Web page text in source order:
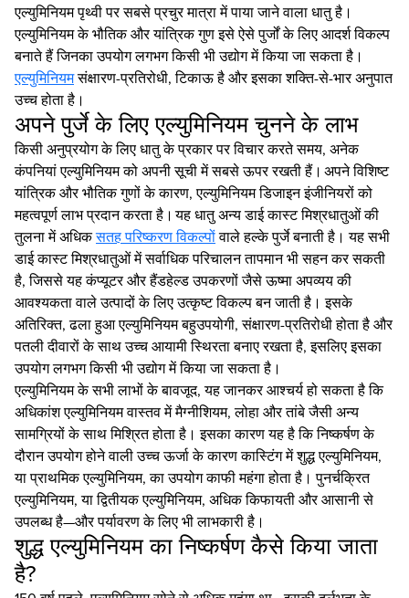
एल्युमिनियम पृथ्वी पर सबसे प्रचुर मात्रा में पाया जाने वाला धातु है।
एल्युमिनियम के भौतिक और यांत्रिक गुण इसे ऐसे पुर्जों के लिए आदर्श विकल्प
बनाते हैं जिनका उपयोग लगभग किसी भी उद्योग में किया जा सकता है।
एल्युमिनियमसंक्षारण-प्रतिरोधी, टिकाऊ है और इसका शक्ति-से-भार अनुपात
उच्च होता है।
अपने पुर्जे के लिए एल्युमिनियम चुनने के लाभ
किसी अनुप्रयोग के लिए धातु के प्रकार पर विचार करते समय, अनेक
कंपनियां एल्युमिनियम को अपनी सूची में सबसे ऊपर रखती हैं। अपने विशिष्ट
यांत्रिक और भौतिक गुणों के कारण, एल्युमिनियम डिजाइन इंजीनियरों को
महत्वपूर्ण लाभ प्रदान करता है। यह धातु अन्य डाई कास्ट मिश्रधातुओं की
तुलना में अधिकसतह परिष्करण विकल्पोंवाले हल्के पुर्जे बनाती है। यह सभी
डाई कास्ट मिश्रधातुओं में सर्वाधिक परिचालन तापमान भी सहन कर सकती
है, जिससे यह कंप्यूटर और हैंडहेल्ड उपकरणों जैसे ऊष्मा अपव्यय की
आवश्यकता वाले उत्पादों के लिए उत्कृष्ट विकल्प बन जाती है। इसके
अतिरिक्त, ढला हुआ एल्युमिनियम बहुउपयोगी, संक्षारण-प्रतिरोधी होता है और
पतली दीवारों के साथ उच्च आयामी स्थिरता बनाए रखता है, इसलिए इसका
उपयोग लगभग किसी भी उद्योग में किया जा सकता है।
एल्युमिनियम के सभी लाभों के बावजूद, यह जानकर आश्चर्य हो सकता है कि
अधिकांश एल्युमिनियम वास्तव में मैग्नीशियम, लोहा और तांबे जैसी अन्य
सामग्रियों के साथ मिश्रित होता है। इसका कारण यह है कि निष्कर्षण के
दौरान उपयोग होने वाली उच्च ऊर्जा के कारण कास्टिंग में शुद्ध एल्युमिनियम,
या प्राथमिक एल्युमिनियम, का उपयोग काफी महंगा होता है। पुनर्चक्रित
एल्युमिनियम, या द्वितीयक एल्युमिनियम, अधिक किफायती और आसानी से
उपलब्ध है—और पर्यावरण के लिए भी लाभकारी है।
शुद्ध एल्युमिनियम का निष्कर्षण कैसे किया जाता
है?